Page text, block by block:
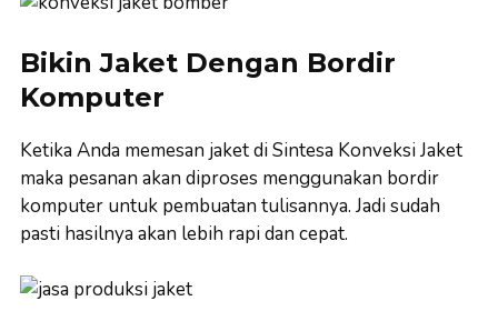
Bikin Jaket Dengan Bordir
Komputer
Ketika Anda memesan jaket di Sintesa Konveksi Jaket
maka pesanan akan diproses menggunakan bordir
komputer untuk pembuatan tulisannya. Jadi sudah
pasti hasilnya akan lebih rapi dan cepat.